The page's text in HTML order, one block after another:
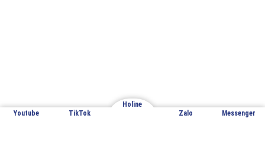
VPĐD: Đội 7 – Thượng Mỗ – Đan Phượng – Hà Nội
Youtube TikTok
Holine
Zalo
Messenger